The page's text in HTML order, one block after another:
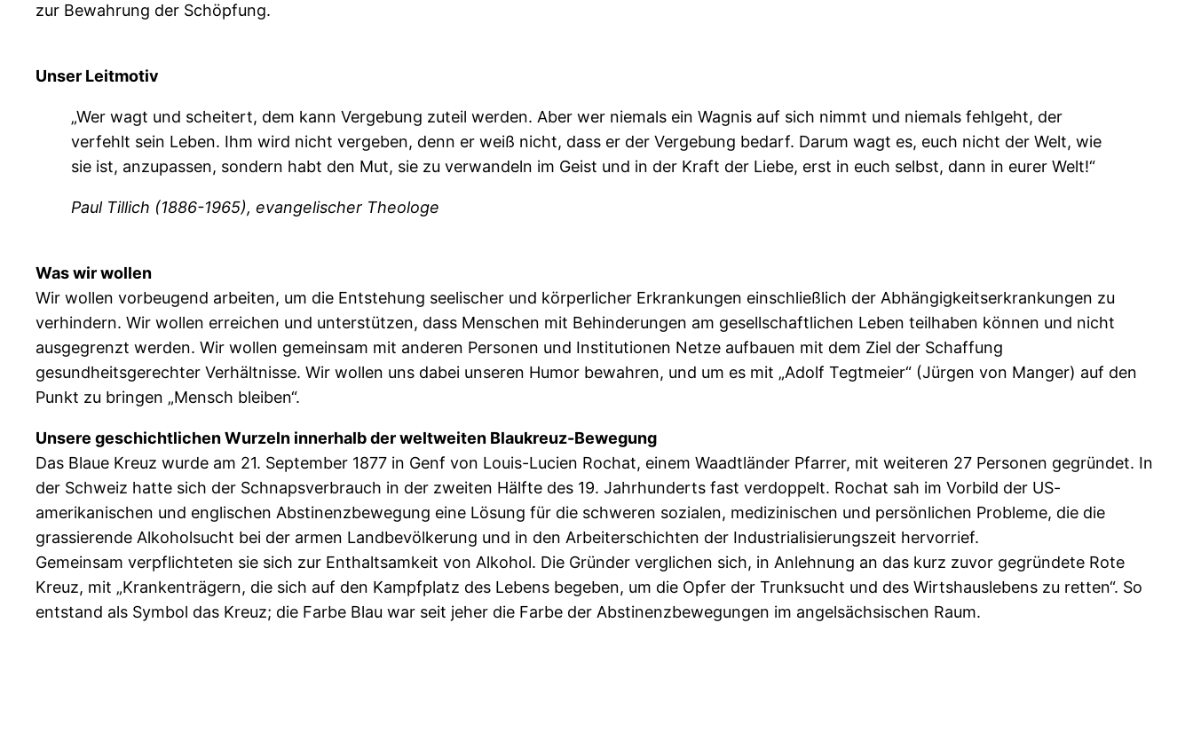
zur Bewahrung der Schöpfung.
Unser Leitmotiv
„Wer wagt und scheitert, dem kann Vergebung zuteil werden. Aber wer niemals ein Wagnis auf sich nimmt und niemals fehlgeht, der
verfehlt sein Leben. Ihm wird nicht vergeben, denn er weiß nicht, dass er der Vergebung bedarf. Darum wagt es, euch nicht der Welt, wie
sie ist, anzupassen, sondern habt den Mut, sie zu verwandeln im Geist und in der Kraft der Liebe, erst in euch selbst, dann in eurer Welt!“
Paul Tillich (1886-1965), evangelischer Theologe
Was wir wollen
Wir wollen vorbeugend arbeiten, um die Entstehung seelischer und körperlicher Erkrankungen einschließlich der Abhängigkeitserkrankungen zu
verhindern. Wir wollen erreichen und unterstützen, dass Menschen mit Behinderungen am gesellschaftlichen Leben teilhaben können und nicht
ausgegrenzt werden. Wir wollen gemeinsam mit anderen Personen und Institutionen Netze aufbauen mit dem Ziel der Schaffung
gesundheitsgerechter Verhältnisse. Wir wollen uns dabei unseren Humor bewahren, und um es mit „Adolf Tegtmeier“ (Jürgen von Manger) auf den
Punkt zu bringen „Mensch bleiben“.
Unsere geschichtlichen Wurzeln innerhalb der weltweiten Blaukreuz-Bewegung
Das Blaue Kreuz wurde am 21. September 1877 in Genf von Louis-Lucien Rochat, einem Waadtländer Pfarrer, mit weiteren 27 Personen gegründet. In
der Schweiz hatte sich der Schnapsverbrauch in der zweiten Hälfte des 19. Jahrhunderts fast verdoppelt. Rochat sah im Vorbild der US-
amerikanischen und englischen Abstinenzbewegung eine Lösung für die schweren sozialen, medizinischen und persönlichen Probleme, die die
grassierende Alkoholsucht bei der armen Landbevölkerung und in den Arbeiterschichten der Industrialisierungszeit hervorrief.
Gemeinsam verpflichteten sie sich zur Enthaltsamkeit von Alkohol. Die Gründer verglichen sich, in Anlehnung an das kurz zuvor gegründete Rote
Kreuz, mit „Krankenträgern, die sich auf den Kampfplatz des Lebens begeben, um die Opfer der Trunksucht und des Wirtshauslebens zu retten“. So
entstand als Symbol das Kreuz; die Farbe Blau war seit jeher die Farbe der Abstinenzbewegungen im angelsächsischen Raum.